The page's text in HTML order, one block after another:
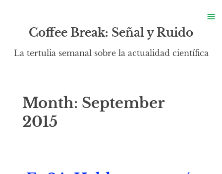
Coffee Break: Señal y Ruido
La tertulia semanal sobre la actualidad científica
Month: September
2015
≡